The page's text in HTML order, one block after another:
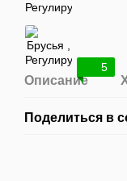
5
Описание
Поделиться в